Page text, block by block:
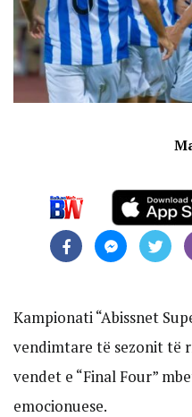
Kampionati “Abissnet
vendimtare të sezonit të
vendet e “Final Four”
emocionuese.